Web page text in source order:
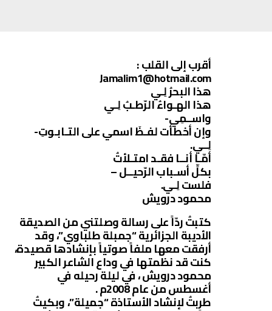
أقرب إلى القلب :
Jamalim1@hotmail.com
هذا البحرُ لِـي
هذا الهـواءُ الرّطـبُ لِـي
واســمِي-
وإن أخطأت لفـظَ اسمي على التـابـوتِ-
لِــي.
أمّـا أنــا فقـد امتـلأتُ
بكلِّ أسـباب الرّحيــل –
فلست لِـي.
محمود درويش
كتبتُ ردّاً على رسالة وصلتني من الصديقة
الأديبة الجزائرية “جمبلة طلباوي”، وقد
أرفقت معها ملفاً صوتياً بإنشادها قصيدة،
كنت قد نظمتها في وداع الشاعر الكبير
محمود درويش ، في ليلة رحيله في
أغسطس من عام 2008م .
طرِبتُ لإنشاد الأستاذة “جميلة”، وبكيتُ